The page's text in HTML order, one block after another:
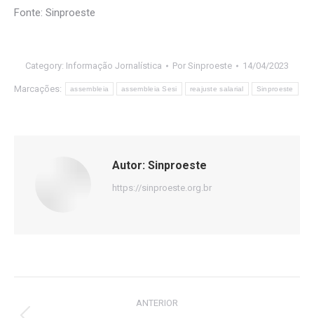
Fonte: Sinproeste
Category: Informação Jornalística Por Sinproeste 14/04/2023
Marcações: assembleia assembleia Sesi reajuste salarial Sinproeste
Autor: Sinproeste
https://sinproeste.org.br
ANTERIOR